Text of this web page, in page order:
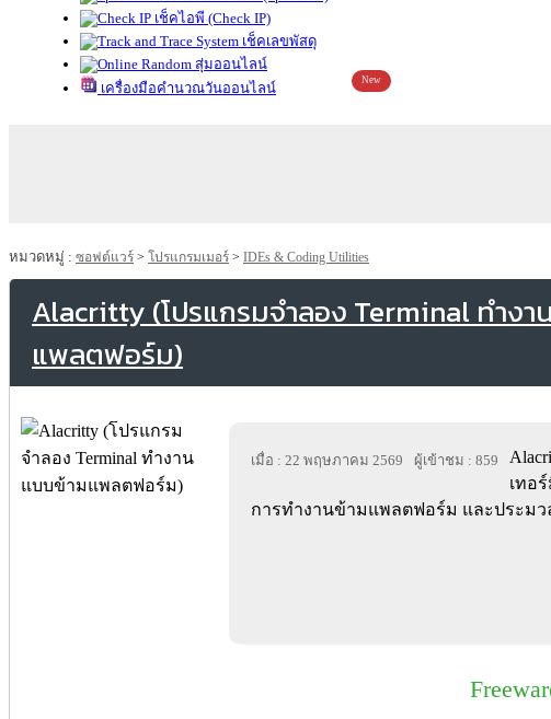
เช็คไอพี (Check IP)
เช็คเลขพัสดุ
สุ่มออนไลน์
เครื่องมือคำนวณวันออนไลน์
New
หมวดหมู่ : ซอฟต์แวร์ > โปรแกรมเมอร์ > IDEs & Coding Utilities
Alacritty (โปรแกรมจำลอง Terminal ทำงา
แพลตฟอร์ม)
เมื่อ : 22 พฤษภาคม 2569 ผู้เข้าชม : 859
เทอ
การทำงานข้ามแพลตฟอร์ม และประมว